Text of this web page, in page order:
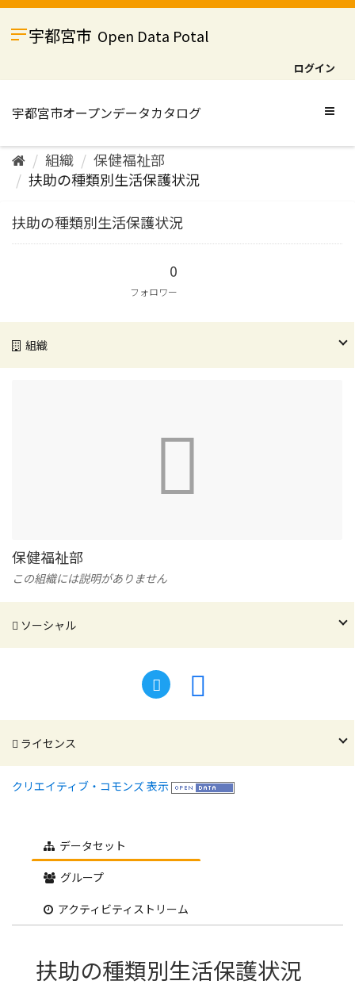
ス
宇都宮市 Open Data Potal
ログイン
組織
保健福祉部
扶助の種類別生活保護状況
扶助の種類別生活保護状況
フォロワー
0
組織
保健福祉部
この組織には説明がありません
ソーシャル
ライセンス
クリエイティブ・コモンズ 表示
データセット
グループ
アクティビティストリーム
扶助の種類別生活保護状況